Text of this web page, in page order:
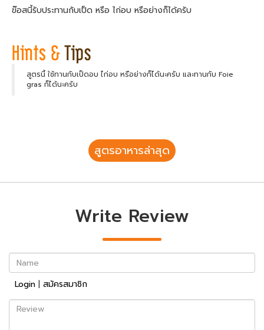
ฃ๊อสนี้รับประทานกับเป็ด หรือ ไก่อบ หรือย่างก็ได้ครับ
สูตรนี้ ใช้ทานกับเป็ดอบ ไก่อบ หรือย่างก็ได้นะครับ และทานกับ Foie
gras ก็ได้นะครับ
สูตรอาหารล่าสุด
Write Review
Name
Login | สมัครสมาชิก
Review